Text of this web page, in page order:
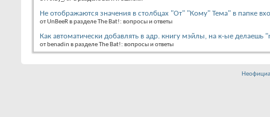
Не отображаются значения в столбцах "От" "Кому" Тема" в папке
от UnBeeR в разделе The Bat!: вопросы и ответы
Как автоматически добавлять в адр. книгу мэйлы, на к-ые делаешь
от benadin в разделе The Bat!: вопросы и ответы